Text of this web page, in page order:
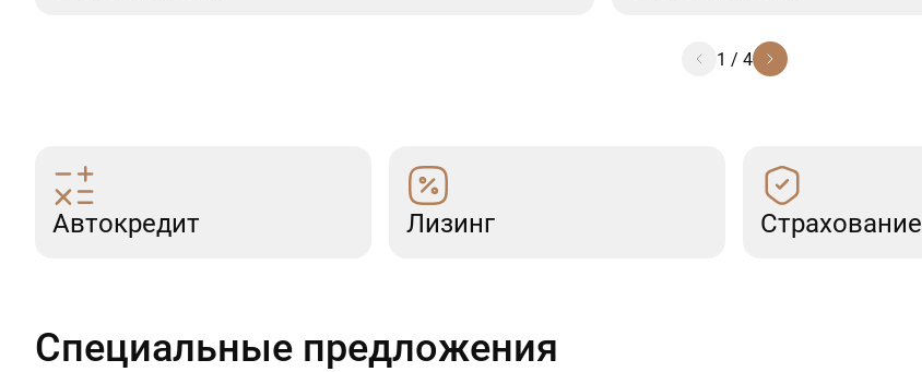
1 / 4
Автокредит Лизинг Страхование
Специальные предложения